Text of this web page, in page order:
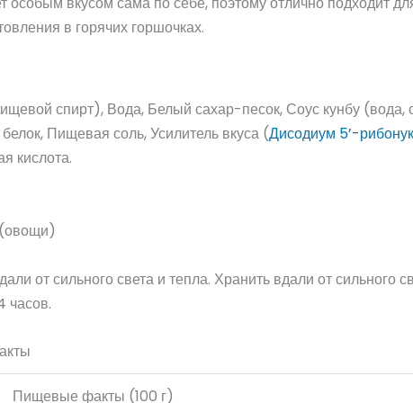
в горячих горшочках.
спирт), Вода, Белый сахар-песок, Соус кунбу (вода,
Пищевая соль, Усилитель вкуса (Дисодиум 5’-
кислота.
от сильного света и тепла. Хранить вдали от сильного
часов.
Пищевые факты (100 г)